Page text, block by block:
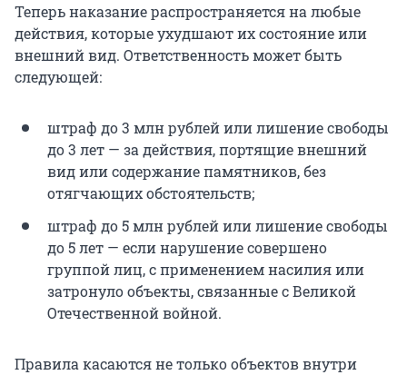
Теперь наказание распространяется на любые
действия, которые ухудшают их состояние или
внешний вид. Ответственность может быть
следующей:
штраф до 3 млн рублей или лишение свободы
до 3 лет — за действия, портящие внешний
вид или содержание памятников, без
отягчающих обстоятельств;
штраф до 5 млн рублей или лишение свободы
до 5 лет — если нарушение совершено
группой лиц, с применением насилия или
затронуло объекты, связанные с Великой
Отечественной войной.
Правила касаются не только объектов внутри